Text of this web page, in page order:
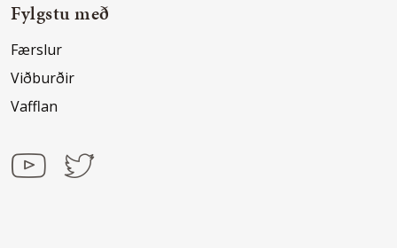
Fylgstu með
Færslur
Viðburðir
Vafflan